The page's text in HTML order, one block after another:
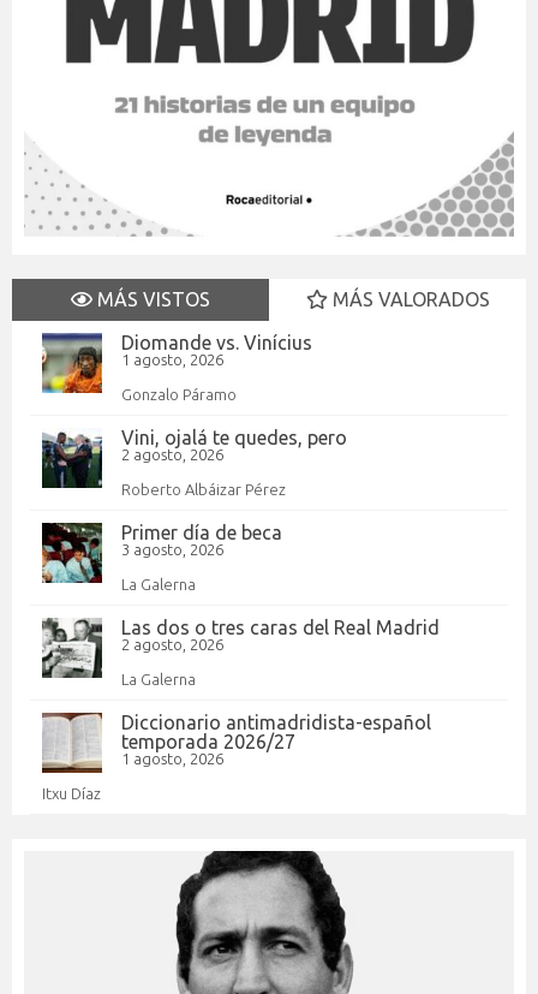
MÁS VISTOS
MÁS VALORADOS
Diomande vs. Vinícius
1 agosto, 2026
Gonzalo Páramo
Vini, ojalá te quedes, pero
2 agosto, 2026
Roberto Albáizar Pérez
Primer día de beca
3 agosto, 2026
La Galerna
Las dos o tres caras del Real Madrid
2 agosto, 2026
La Galerna
Diccionario antimadridista-español
temporada 2026/27
1 agosto, 2026
Itxu Díaz